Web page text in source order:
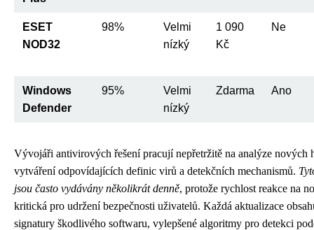
ESET
NOD32
98%
Velmi
nízký
1 090
Kč
Ne
Windows
Defender
95%
Velmi
nízký
Zdarma Ano
Vývojáři antivirových řešení pracují nepřetržitě na analýze nových
vytváření odpovídajících definic virů a detekčních mechanismů.
jsou často vydávány několikrát denně, protože rychlost reakce na
kritická pro udržení bezpečnosti uživatelů. Každá aktualizace
signatury škodlivého softwaru, vylepšené algoritmy pro detekci